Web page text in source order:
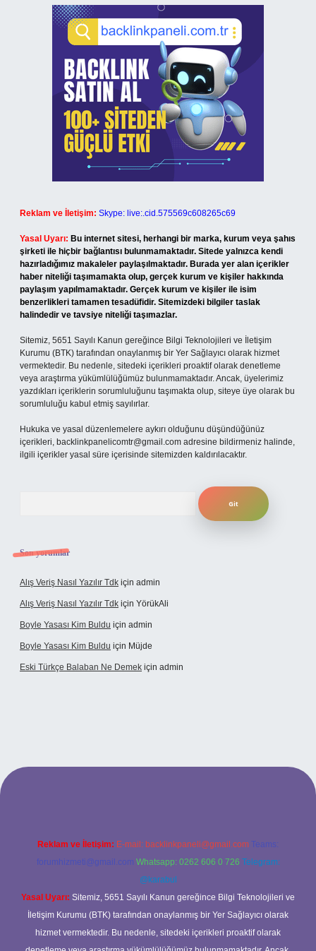
Reklam ve İletişim: Skype: live:.cid.575569c608265c69
Yasal Uyarı: Bu internet sitesi, herhangi bir marka, kurum veya şahıs
şirketi ile hiçbir bağlantısı bulunmamaktadır. Sitede yalnızca kendi
hazırladığımız makaleler paylaşılmaktadır. Burada yer alan içerikler
haber niteliği taşımamakta olup, gerçek kurum ve kişiler hakkında
paylaşım yapılmamaktadır. Gerçek kurum ve kişiler ile isim
benzerlikleri tamamen tesadüfidir. Sitemizdeki bilgiler taslak
halindedir ve tavsiye niteliği taşımazlar.
Sitemiz, 5651 Sayılı Kanun gereğince Bilgi Teknolojileri ve İletişim
Kurumu (BTK) tarafından onaylanmış bir Yer Sağlayıcı olarak hizmet
vermektedir. Bu nedenle, sitedeki içerikleri proaktif olarak denetleme
veya araştırma yükümlülüğümüz bulunmamaktadır. Ancak, üyelerimiz
yazdıkları içeriklerin sorumluluğunu taşımakta olup, siteye üye olarak bu
sorumluluğu kabul etmiş sayılırlar.
Hukuka ve yasal düzenlemelere aykırı olduğunu düşündüğünüz
içerikleri, backlinkpanelicomtr@gmail.com adresine bildirmeniz halinde,
ilgili içerikler yasal süre içerisinde sitemizden kaldırılacaktır.
Son yorumlar
Alış Veriş Nasıl Yazılır Tdk için admin
Alış Veriş Nasıl Yazılır Tdk için YörükAli
Boyle Yasası Kim Buldu için admin
Boyle Yasası Kim Buldu için Müjde
Eski Türkçe Balaban Ne Demek için admin
casino
Reklam ve İletişim: E-mail: backlinkpaneli@gmail.com Teams:
forumhizmeti@gmail.com Whatsapp: 0262 606 0 726 Telegram:
@karabul
Yasal Uyarı: Sitemiz, 5651 Sayılı Kanun gereğince Bilgi Teknolojileri ve
İletişim Kurumu (BTK) tarafından onaylanmış bir Yer Sağlayıcı olarak
hizmet vermektedir. Bu nedenle, sitedeki içerikleri proaktif olarak